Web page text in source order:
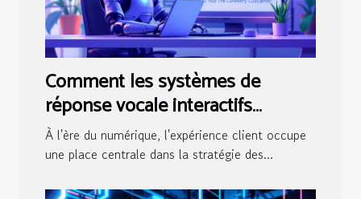
Comment les systèmes de
réponse vocale interactifs
transforment-ils l'expérience
client ?
À l'ère du numérique, l'expérience client occupe
une place centrale dans la stratégie des...